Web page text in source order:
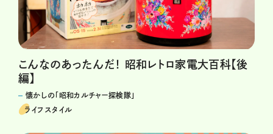
こんなのあったんだ！ 昭和レトロ家電大百科【後
編】
懐かしの「昭和カルチャー探検隊」
ライフスタイル